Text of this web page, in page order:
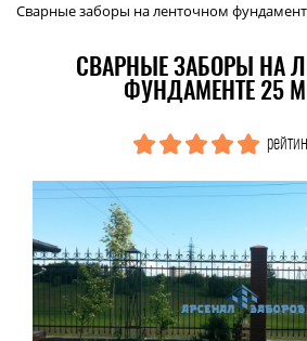
Сварные заборы на ленточном
СВАРНЫЕ ЗАБОРЫ НА
ФУНДАМЕНТЕ 25